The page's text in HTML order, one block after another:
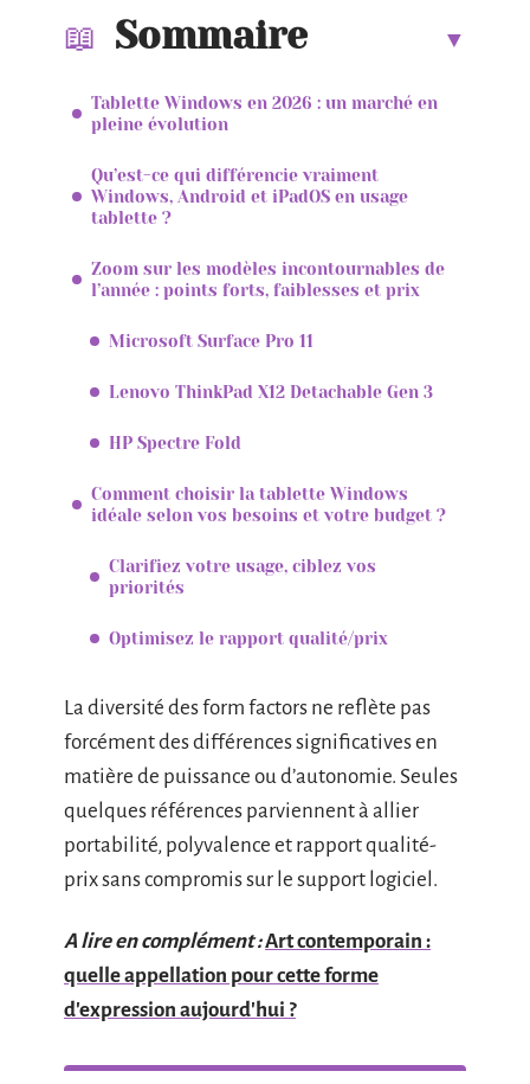
Sommaire
Tablette Windows en 2026 : un marché en
pleine évolution
Qu’est-ce qui différencie vraiment
Windows, Android et iPadOS en usage
tablette ?
Zoom sur les modèles incontournables de
l’année : points forts, faiblesses et prix
Microsoft Surface Pro 11
Lenovo ThinkPad X12 Detachable Gen 3
HP Spectre Fold
Comment choisir la tablette Windows
idéale selon vos besoins et votre budget ?
Clarifiez votre usage, ciblez vos
priorités
Optimisez le rapport qualité/prix
La diversité des form factors ne reflète pas
forcément des différences significatives en
matière de puissance ou d’autonomie. Seules
quelques références parviennent à allier
portabilité, polyvalence et rapport qualité-
prix sans compromis sur le support logiciel.
A lire en complément :Art contemporain :
quelle appellation pour cette forme
d'expression aujourd'hui ?